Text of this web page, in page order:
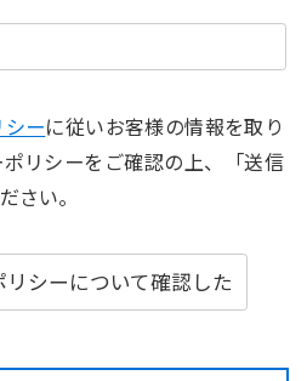
ーに従いお客様の情報を取り
リシーをご確認の上、「送信
さい。
シーについて確認した